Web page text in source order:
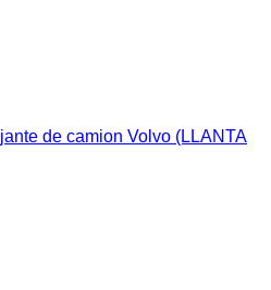
jante de camion Volvo (LLANTA